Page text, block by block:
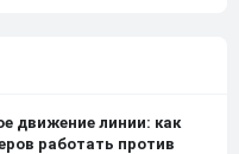
движение линии: как
работать против